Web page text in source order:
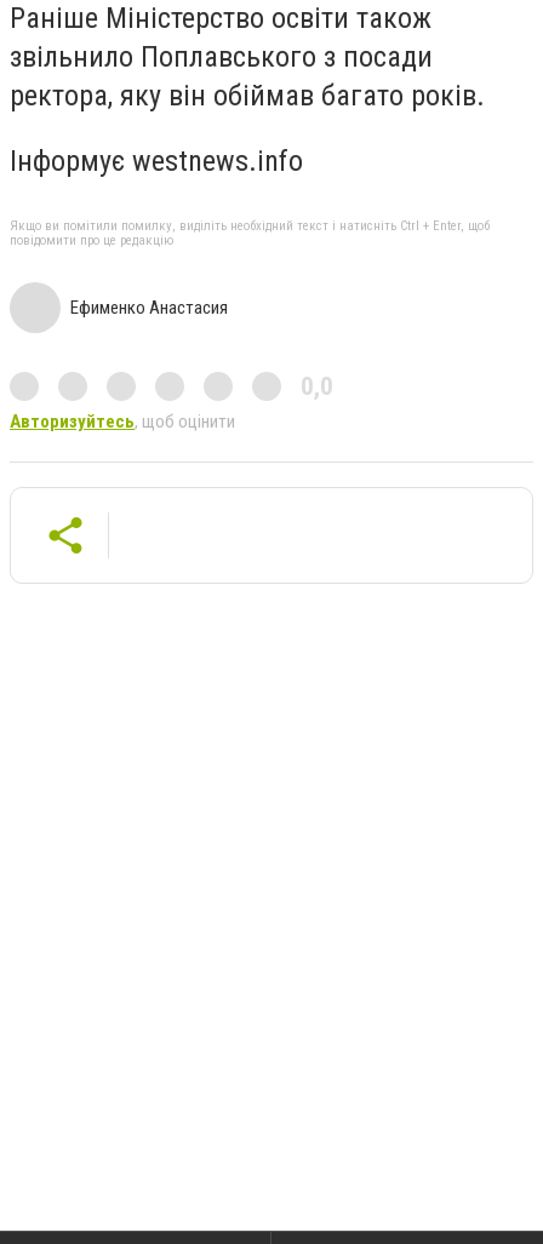
Раніше Міністерство освіти також
звільнило Поплавського з посади
ректора, яку він обіймав багато років.
Інформує westnews.info
Якщо ви помітили помилку, виділіть необхідний текст і натисніть Ctrl + Enter, щоб
повідомити про це редакцію
Ефименко Анастасия
0,0
Авторизуйтесь, щоб оцінити